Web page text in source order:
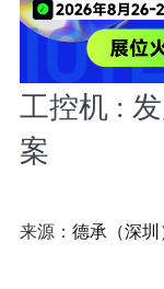
工控机 :
案
来源： 德承（深圳